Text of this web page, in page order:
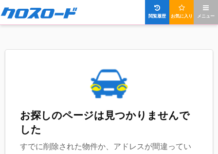
メニュー
お気に入り
閲覧履歴
お探しのページは見つかりませんで
した
すでに削除された物件か、アドレスが間違ってい